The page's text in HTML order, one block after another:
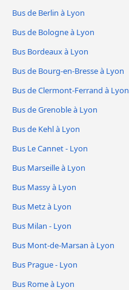
Bus de Berlin à Lyon
Bus de Bologne à Lyon
Bus Bordeaux à Lyon
Bus de Bourg-en-Bresse à Lyon
Bus de Clermont-Ferrand à Lyon
Bus de Grenoble à Lyon
Bus de Kehl à Lyon
Bus Le Cannet - Lyon
Bus Marseille à Lyon
Bus Massy à Lyon
Bus Metz à Lyon
Bus Milan - Lyon
Bus Mont-de-Marsan à Lyon
Bus Prague - Lyon
Bus Rome à Lyon